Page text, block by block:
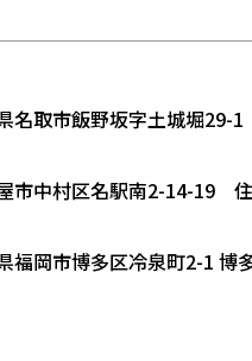
取市飯野坂字土城堀29-1
市中村区名駅南2-14-19
岡市博多区冷泉町2-1 博